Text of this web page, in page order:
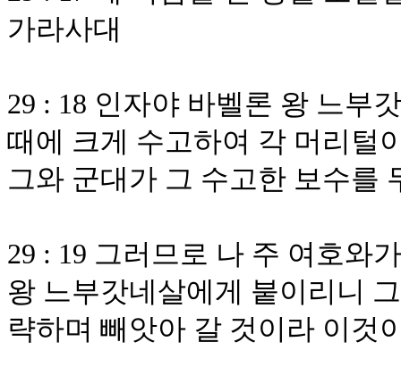
가라사대
29 : 18 인자야 바벨론 왕 느부
때에 크게 수고하여 각 머리털
그와 군대가 그 수고한 보수를
29 : 19 그러므로 나 주 여호와
왕 느부갓네살에게 붙이리니
략하며 빼앗아 갈 것이라 이것